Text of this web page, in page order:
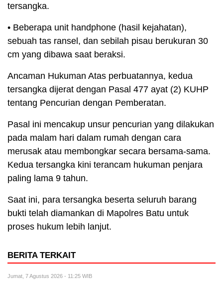
tersangka.
• Beberapa unit handphone (hasil kejahatan),
sebuah tas ransel, dan sebilah pisau berukuran 30
cm yang dibawa saat beraksi.
Ancaman Hukuman Atas perbuatannya, kedua
tersangka dijerat dengan Pasal 477 ayat (2) KUHP
tentang Pencurian dengan Pemberatan.
Pasal ini mencakup unsur pencurian yang dilakukan
pada malam hari dalam rumah dengan cara
merusak atau membongkar secara bersama-sama.
Kedua tersangka kini terancam hukuman penjara
paling lama 9 tahun.
Saat ini, para tersangka beserta seluruh barang
bukti telah diamankan di Mapolres Batu untuk
proses hukum lebih lanjut.
BERITA TERKAIT
Jumat, 7 Agustus 2026 - 11:25 WIB